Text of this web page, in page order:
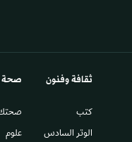
ثقافة وفنون
كتب
الوتر السادس​
صحة
علوم